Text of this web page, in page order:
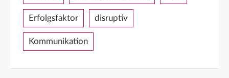
Erfolgsfaktor disruptiv
Kommunikation